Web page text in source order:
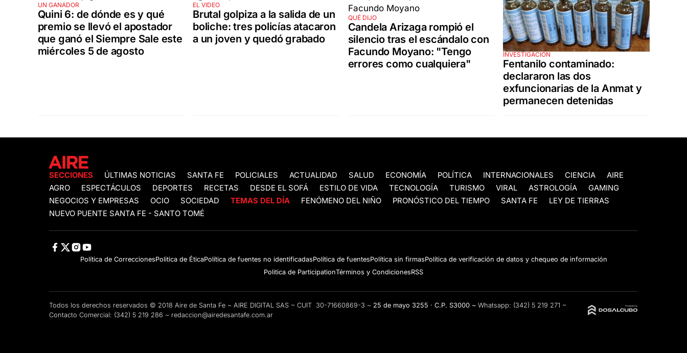
UN GANADOR
Quini 6: de dónde es y qué
premio se llevó el apostador
que ganó el Siempre Sale este
miércoles 5 de agosto
EL VIDEO
Brutal golpiza a la salida de un
boliche: tres policías atacaron
a un joven y quedó grabado
QUÉ DIJO
Candela Arizaga rompió el
silencio tras el escándalo con
Facundo Moyano: "Tengo
errores como cualquiera"
INVESTIGACIÓN
Fentanilo contaminado:
declararon las dos
exfuncionarias de la Anmat y
permanecen detenidas
SECCIONES ÚLTIMAS NOTICIAS SANTA FE POLICIALES ACTUALIDAD SALUD ECONOMÍA POLÍTICA INTERNACIONALES CIENCIA
AIRE
AGRO
ESPECTÁCULOS DEPORTES RECETAS DESDE EL SOFÁ ESTILO DE VIDA TECNOLOGÍA TURISMO VIRAL ASTROLOGÍA
GAMING
NEGOCIOS Y EMPRESAS
OCIO SOCIEDAD TEMAS DEL DÍA FENÓMENO DEL NIÑO PRONÓSTICO DEL TIEMPO SANTA FE
LEY DE TIERRAS
NUEVO PUENTE SANTA FE - SANTO TOMÉ
Política de CorreccionesPolitica de ÉticaPolítica de fuentes no identificadasPolítica de fuentesPolítica sin firmasPolítica de verificación de datos y chequeo de información
Politica de ParticipationTérminos y CondicionesRSS
Todos los derechos reservados © 2018 Aire de Santa Fe ~ AIRE DIGITAL SAS ~ CUIT 30-71660869-3 ~ 25 de mayo 3255 · C.P. S3000 ~ Whatsapp: (342) 5 219 271 ~
Contacto Comercial: (342) 5 219 286 ~ redaccion@airedesantafe.com.ar